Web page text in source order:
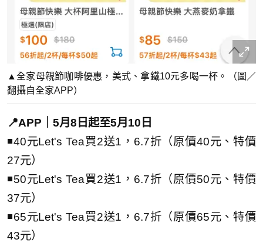
▲全家母親節咖啡優惠，美式、拿鐵10元多喝一杯。（圖／
翻攝自全家APP）
📍APP｜5月8日起至5月10日
◾40元Let's Tea買2送1，6.7折（原價40元、特價
27元）
◾50元Let's Tea買2送1，6.7折（原價50元、特價
37元）
◾65元Let's Tea買2送1，6.7折（原價65元、特價
43元）